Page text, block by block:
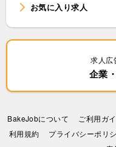
お気に入り求人
求人広
企業
BakeJobについて ご利用ガ
利⽤規約
プライバシーポリ